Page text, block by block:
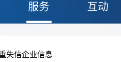
服务 互动
失信企业信息